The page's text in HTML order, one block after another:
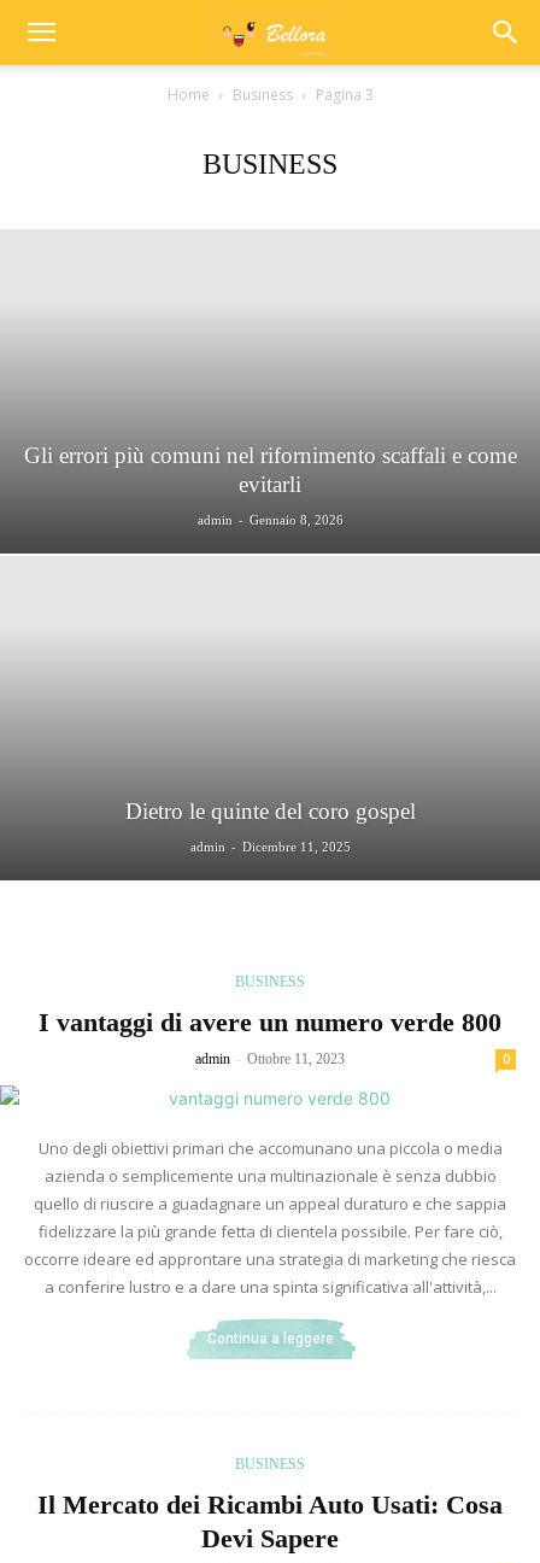
Home Business Pagina 3
BUSINESS
Gli errori più comuni nel rifornimento scaffali e come
evitarli
admin - Gennaio 8, 2026
Dietro le quinte del coro gospel
admin - Dicembre 11, 2025
BUSINESS
I vantaggi di avere un numero verde 800
admin - Ottobre 11, 2023 0
Uno degli obiettivi primari che accomunano una piccola o media
azienda o semplicemente una multinazionale è senza dubbio
quello di riuscire a guadagnare un appeal duraturo e che sappia
fidelizzare la più grande fetta di clientela possibile. Per fare ciò,
occorre ideare ed approntare una strategia di marketing che riesca
a conferire lustro e a dare una spinta significativa all'attività,...
Continua a leggere
BUSINESS
Il Mercato dei Ricambi Auto Usati: Cosa
Devi Sapere